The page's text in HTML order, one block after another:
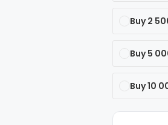
Buy 2
Buy 5
Buy 10